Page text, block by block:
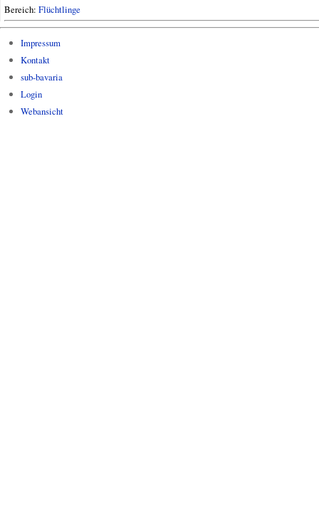
Bereich: Flüchtlinge
Impressum
Kontakt
sub-bavaria
Login
Webansicht